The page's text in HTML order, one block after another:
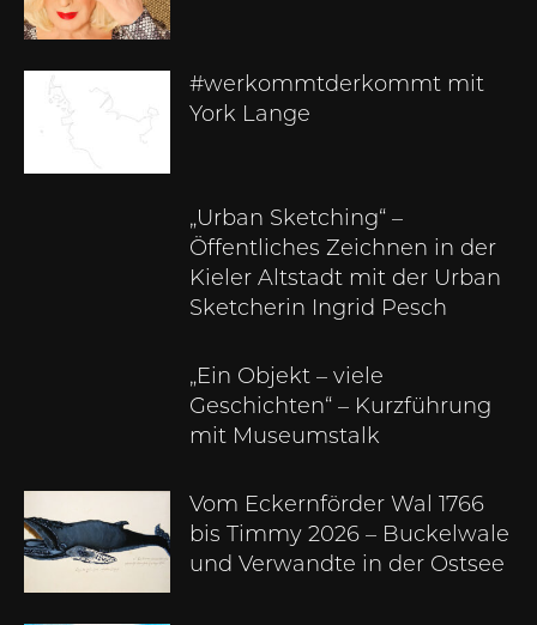
#werkommtderkommt mit
York Lange
„Urban Sketching“ –
Öffentliches Zeichnen in der
Kieler Altstadt mit der Urban
Sketcherin Ingrid Pesch
„Ein Objekt – viele
Geschichten“ – Kurzführung
mit Museumstalk
Vom Eckernförder Wal 1766
bis Timmy 2026 – Buckelwale
und Verwandte in der Ostsee